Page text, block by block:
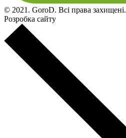
© 2021. GoroD. Всі права захищені.
Розробка сайту